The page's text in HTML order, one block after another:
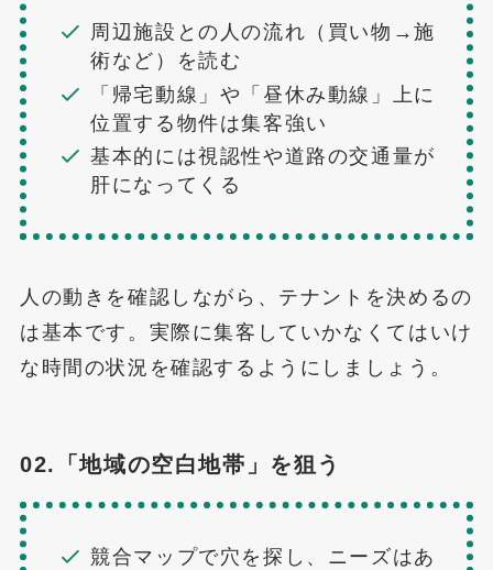
周辺施設との人の流れ（買い物→施
術など）を読む
「帰宅動線」や「昼休み動線」上に
位置する物件は集客強い
基本的には視認性や道路の交通量が
肝になってくる
人の動きを確認しながら、テナントを決めるの
は基本です。実際に集客していかなくてはいけ
な時間の状況を確認するようにしましょう。
02.「地域の空白地帯」を狙う
競合マップで穴を探し、ニーズはあ